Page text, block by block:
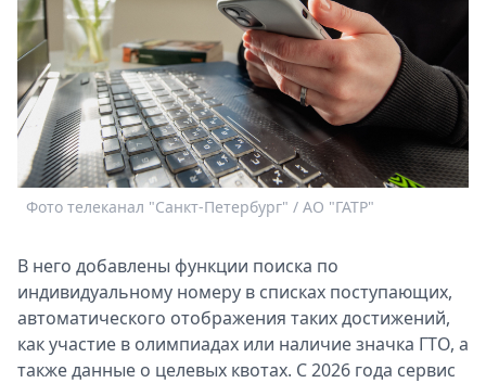
релизы
О
Metro
Стримы
Спецпроекты
Звезды
Выборы
2026
Metro
Фото телеканал "Санкт-Петербург" / АО "ГАТР"
В него добавлены функции поиска по
индивидуальному номеру в списках поступающих,
автоматического отображения таких достижений,
как участие в олимпиадах или наличие значка ГТО, а
также данные о целевых квотах. С 2026 года сервис